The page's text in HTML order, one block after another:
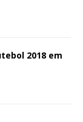
2018 em